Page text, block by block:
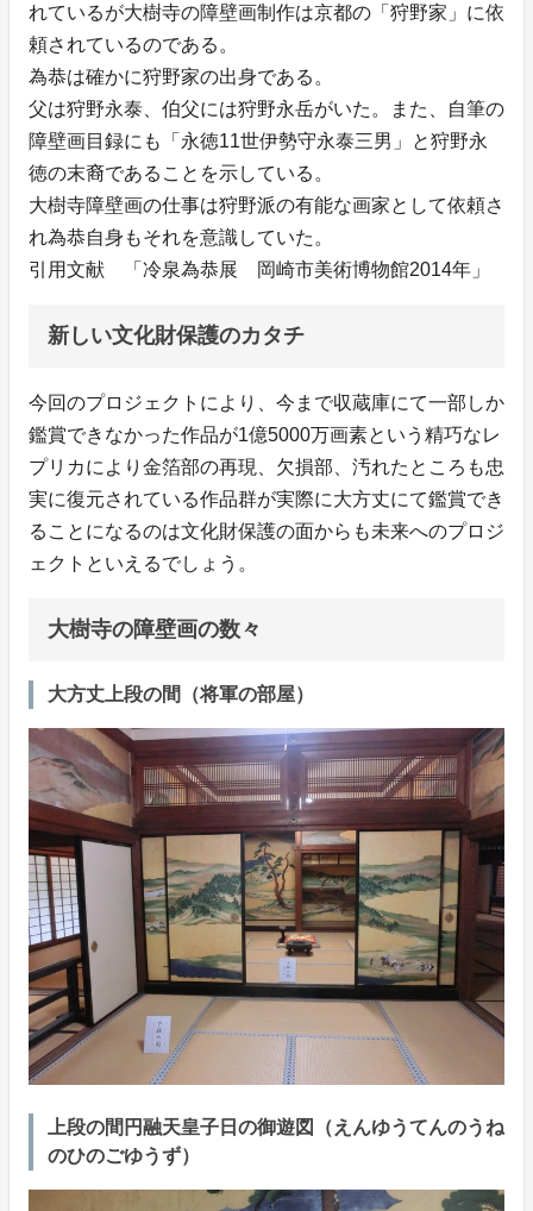
れているが大樹寺の障壁画制作は京都の「狩野家」に依
頼されているのである。
為恭は確かに狩野家の出身である。
父は狩野永泰、伯父には狩野永岳がいた。また、自筆の
障壁画目録にも「永徳11世伊勢守永泰三男」と狩野永
徳の末裔であることを示している。
大樹寺障壁画の仕事は狩野派の有能な画家として依頼さ
れ為恭自身もそれを意識していた。
引用文献 「冷泉為恭展 岡崎市美術博物館2014年」
新しい文化財保護のカタチ
今回のプロジェクトにより、今まで収蔵庫にて一部しか
鑑賞できなかった作品が1億5000万画素という精巧なレ
プリカにより金箔部の再現、欠損部、汚れたところも忠
実に復元されている作品群が実際に大方丈にて鑑賞でき
ることになるのは文化財保護の面からも未来へのプロジ
ェクトといえるでしょう。
大樹寺の障壁画の数々
大方丈上段の間（将軍の部屋）
上段の間円融天皇子日の御遊図（えんゆうてんのうね
のひのごゆうず）